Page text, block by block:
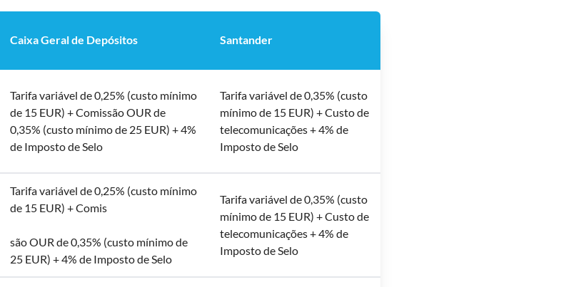
Caixa Geral de Depósitos Santander
Tarifa variável de 0,25% (custo mínimo
de 15 EUR) + Comissão OUR de
0,35% (custo mínimo de 25 EUR) + 4%
de Imposto de Selo
Tarifa variável de 0,35% (custo
mínimo de 15 EUR) + Custo de
telecomunicações + 4% de
Imposto de Selo
Tarifa variável de 0,25% (custo mínimo
de 15 EUR) + Comis
são OUR de 0,35% (custo mínimo de
25 EUR) + 4% de Imposto de Selo
Tarifa variável de 0,35% (custo
mínimo de 15 EUR) + Custo de
telecomunicações + 4% de
Imposto de Selo